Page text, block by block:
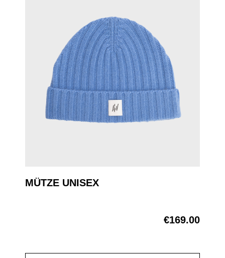
MÜTZE UNISEX
€169.00